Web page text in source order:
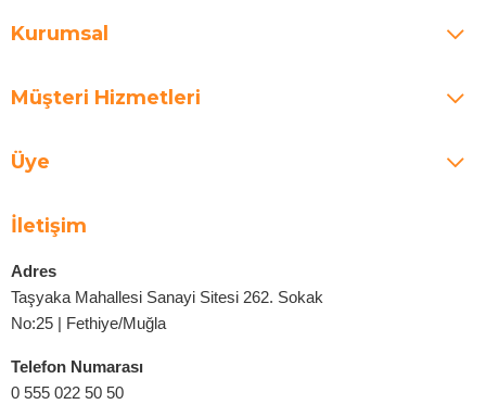
Kurumsal
Müşteri Hizmetleri
Üye
İletişim
Adres
Taşyaka Mahallesi Sanayi Sitesi 262. Sokak
No:25 | Fethiye/Muğla
Telefon Numarası
0 555 022 50 50